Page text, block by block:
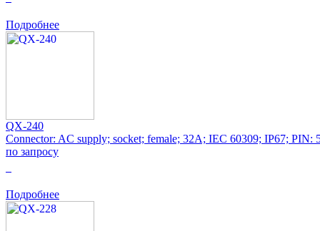
Подробнее
QX-240
Connector: AC supply; socket; female; 32A; IEC 60309; IP67; PIN:
по запросу
Подробнее